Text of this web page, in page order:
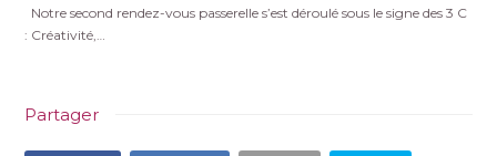
Notre second rendez-vous passerelle s’est déroulé sous le signe des 3 C
: Créativité,…
Partager